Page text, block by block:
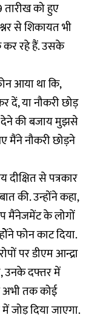
को हुए
से शिकायत भी
कर रहे हैं. उसके
आया था कि,
या नौकरी छोड़
देने की बजाय मुझसे
मैंने नौकरी छोड़ने
दीक्षित से पत्रकार
की. उन्होंने कहा,
मैंनेजमेंट के लोगों
फोन काट दिया.
पर डीएम आन्द्रा
उनके दफ्तर में
अभी तक कोई
दिया जाएगा.